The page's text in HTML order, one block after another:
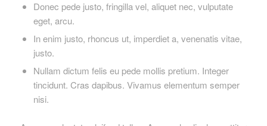
Donec pede justo, fringilla vel, aliquet nec, vulputate
eget, arcu.
In enim justo, rhoncus ut, imperdiet a, venenatis vitae,
justo.
Nullam dictum felis eu pede mollis pretium. Integer
tincidunt. Cras dapibus. Vivamus elementum semper
nisi.